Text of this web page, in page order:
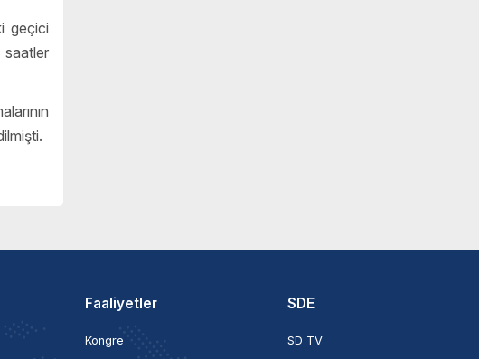
geçici
saatler
Faaliyetler
Kongre
SDE
SD TV